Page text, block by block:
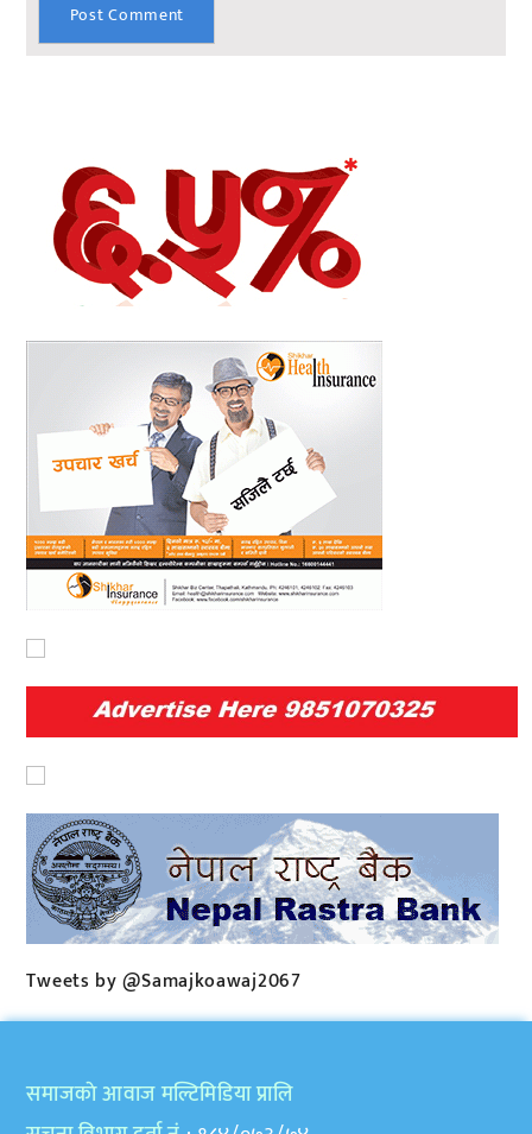
Tweets by @Samajkoawaj2067
समाजकाे आवाज मल्टिमिडिया प्रालि